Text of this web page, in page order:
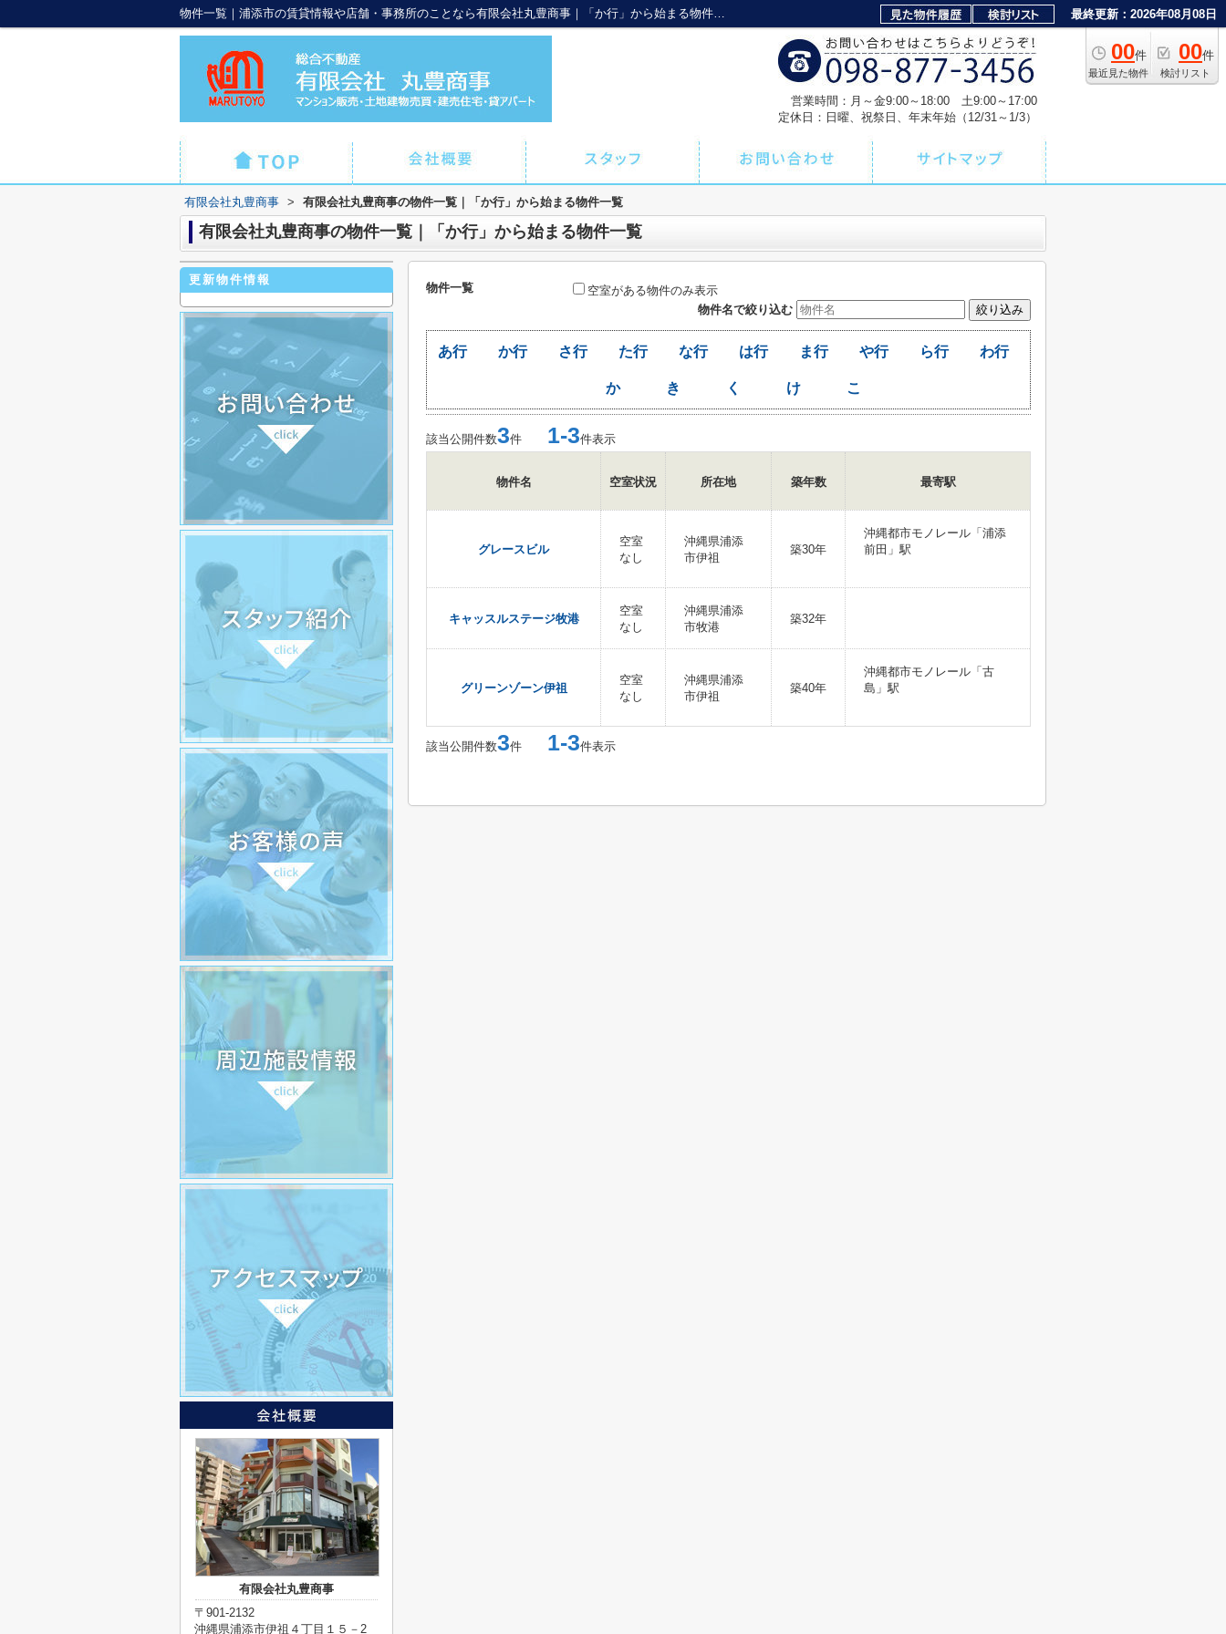
物件一覧｜浦添市の賃貸情報や店舗・事務所のことなら有限会社丸豊商事｜「か行」から始まる物件一覧 最終更新：2026年08月08日
00件
最近見た物件
00件
検討リスト
営業時間：月～金9:00～18:00 土9:00～17:00
定休日：日曜、祝祭日、年末年始（12/31～1/3）
有限会社丸豊商事 > 有限会社丸豊商事の物件一覧｜「か行」から始まる物件一覧
有限会社丸豊商事の物件一覧｜「か行」から始まる物件一覧
物件一覧
空室がある物件のみ表示
物件名で絞り込む
あ行 か行 さ行 た行 な行 は行 ま行 や行 ら行 わ行
か き く け こ
該当公開件数3件 1-3件表示
物件名 空室状況 所在地 築年数 最寄駅
グレースビル
空室
なし
沖縄県浦添
市伊祖
築30年
沖縄都市モノレール「浦添
前田」駅
キャッスルステージ牧港
空室
なし
沖縄県浦添
市牧港
築32年
グリーンゾーン伊祖
空室
なし
沖縄県浦添
市伊祖
築40年
沖縄都市モノレール「古
島」駅
該当公開件数3件 1-3件表示
更新物件情報
有限会社丸豊商事
〒901-2132
沖縄県浦添市伊祖４丁目１５－2